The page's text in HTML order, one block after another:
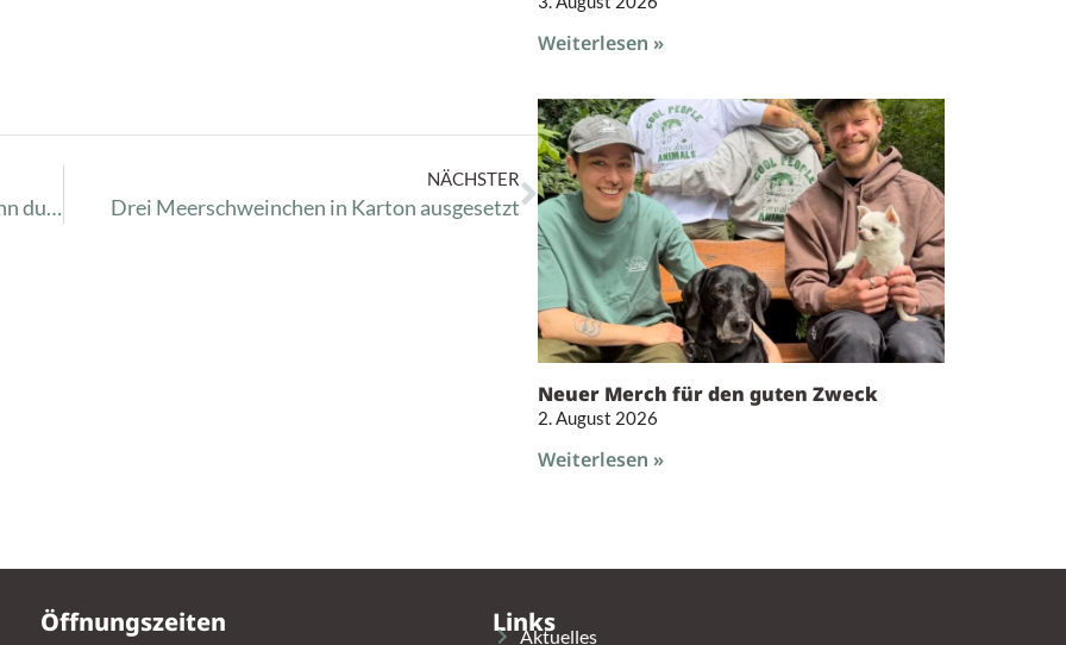
Resümee 2018 – Du vergisst die Dinge, wenn du sie niemandem erzählst…
NÄCHSTER
Drei Meerschweinchen in Karton ausgesetzt
Weiterlesen »
Neuer Merch für den guten Zweck
2. August 2026
Weiterlesen »
Öffnungszeiten Links
Aktuelles